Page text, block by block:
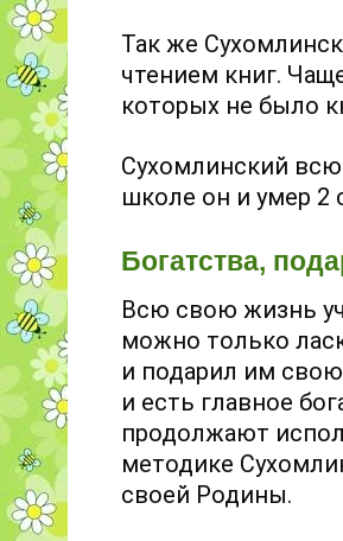
Так же
чтением книг.
которых не было
Сухомлинский
школе он и умер 2
Богатства,
Всю свою жизнь
можно только
и подарил им
и есть главное
продолжают
методике
своей Родины.